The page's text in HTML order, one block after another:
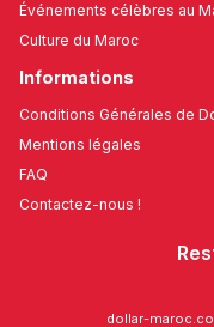
Événements célèbres au
Culture du Maroc
Informations
Conditions Générales de
Mentions légales
FAQ
Contactez-nous !
dollar-